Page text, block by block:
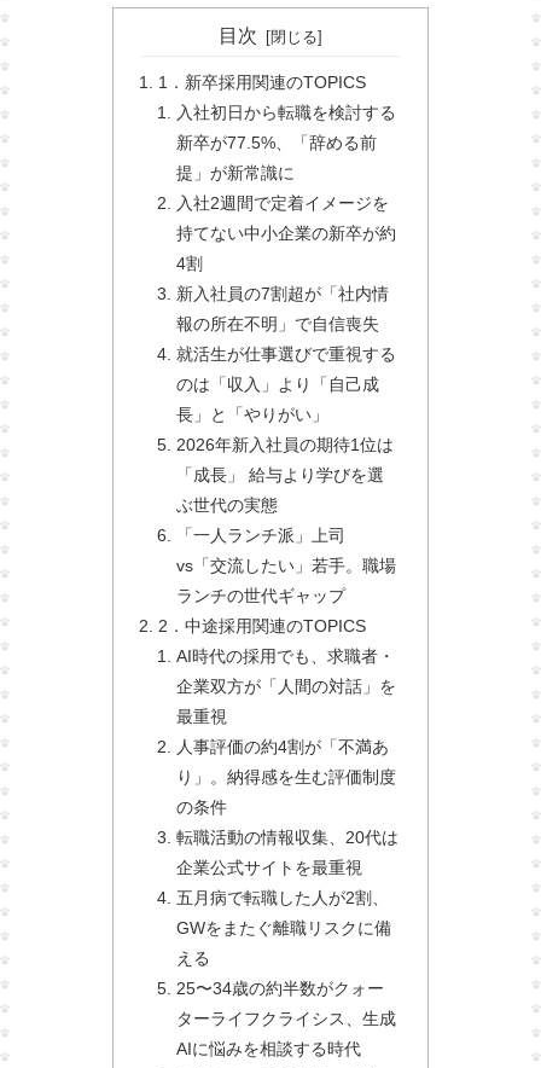
目次
1．新卒採用関連のTOPICS
入社初日から転職を検討する
新卒が77.5%、「辞める前
提」が新常識に
入社2週間で定着イメージを
持てない中小企業の新卒が約
4割
新入社員の7割超が「社内情
報の所在不明」で自信喪失
就活生が仕事選びで重視する
のは「収入」より「自己成
長」と「やりがい」
2026年新入社員の期待1位は
「成長」 給与より学びを選
ぶ世代の実態
「一人ランチ派」上司
vs「交流したい」若手。職場
ランチの世代ギャップ
2．中途採用関連のTOPICS
AI時代の採用でも、求職者・
企業双方が「人間の対話」を
最重視
人事評価の約4割が「不満あ
り」。納得感を生む評価制度
の条件
転職活動の情報収集、20代は
企業公式サイトを最重視
五月病で転職した人が2割、
GWをまたぐ離職リスクに備
える
25〜34歳の約半数がクォー
ターライフクライシス、生成
AIに悩みを相談する時代